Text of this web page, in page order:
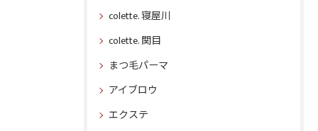
colette. 寝屋川
colette. 関目
まつ毛パーマ
アイブロウ
エクステ